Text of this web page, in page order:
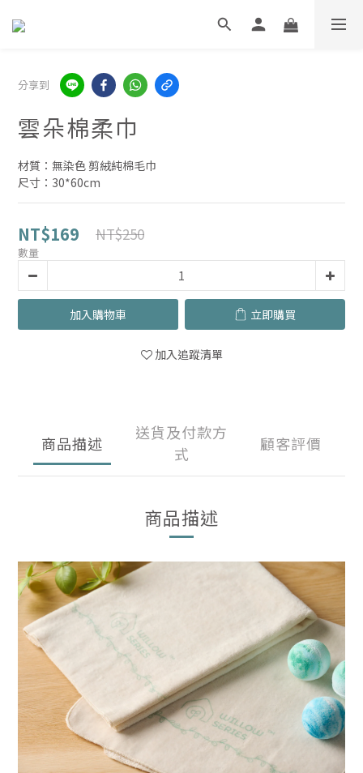
分享到
雲朵棉柔巾
材質：無染色 剪絨純棉毛巾
尺寸：30*60cm
NT$169 NT$250
數量
加入購物車 立即購買
加入追蹤清單
商品描述
送貨及付款方
式
顧客評價
商品描述